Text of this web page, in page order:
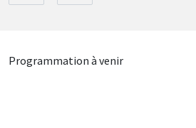
Programmation à venir